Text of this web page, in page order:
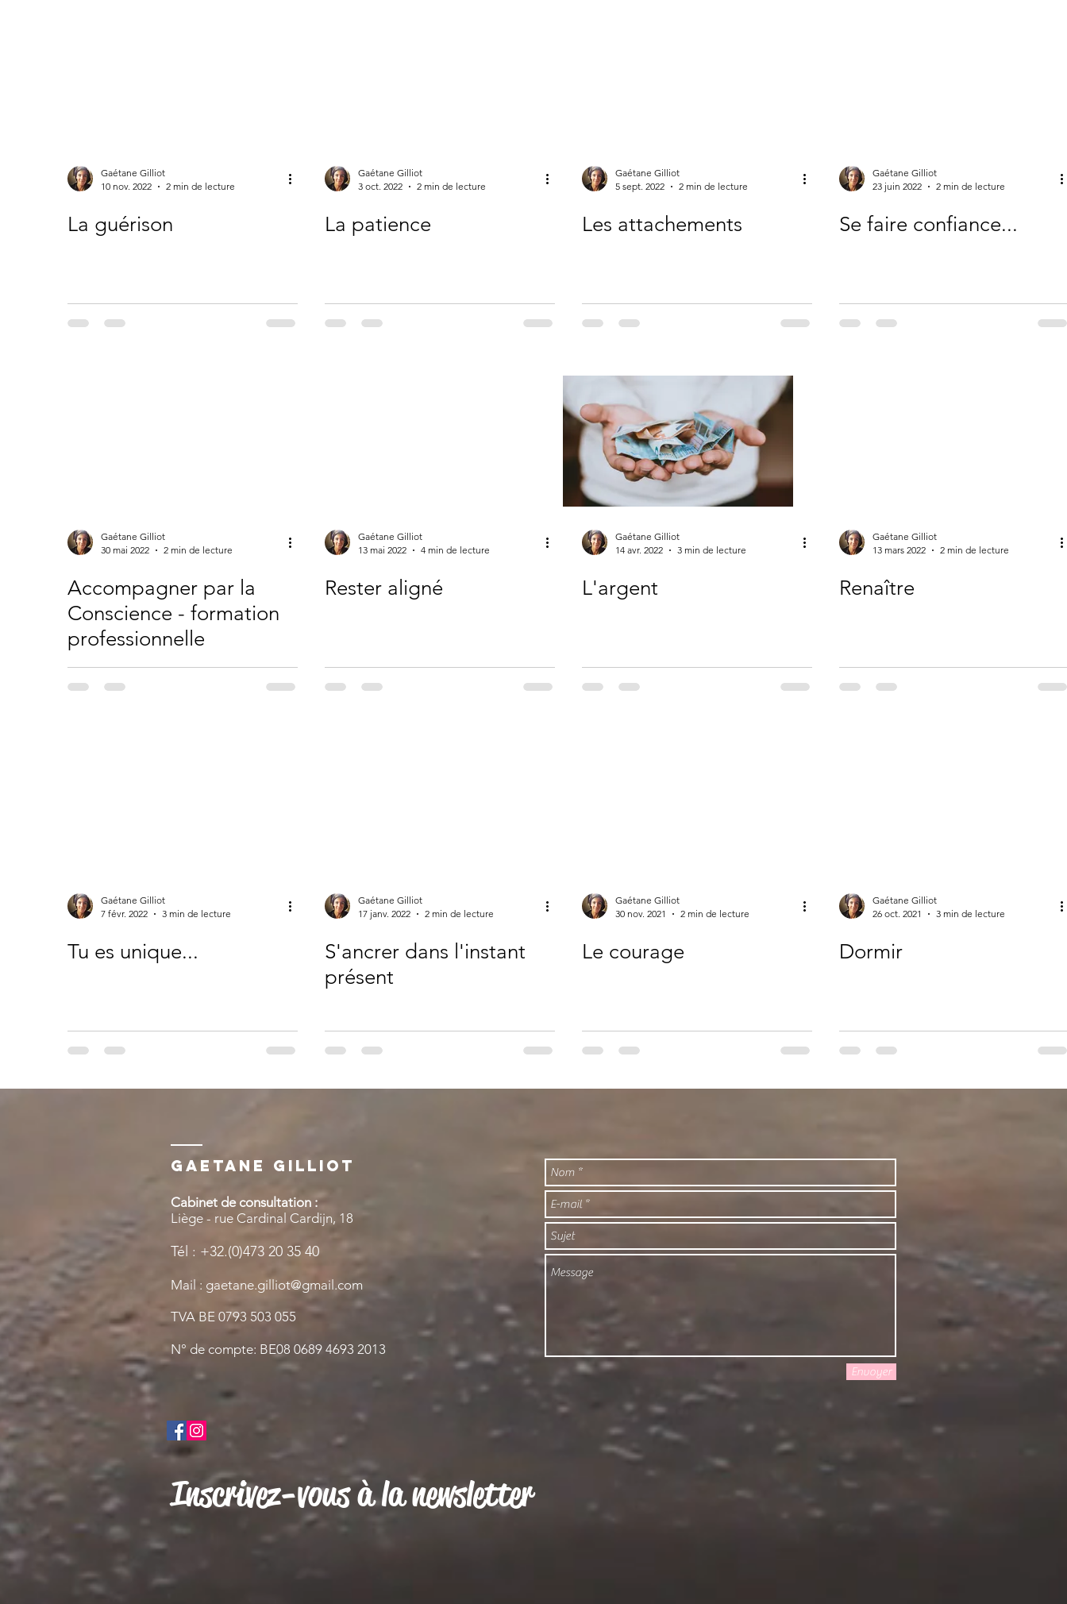
Gaétane Gilliot
10 nov. 2022
2 min de lecture
La guérison
Gaétane Gilliot
3 oct. 2022
2 min de lecture
La patience
Gaétane Gilliot
5 sept. 2022
2 min de lecture
Les attachements
Gaétane Gilliot
23 juin 2022
2 min de lecture
Se faire confiance...
Gaétane Gilliot
30 mai 2022
2 min de lecture
Accompagner par la
Conscience - formation
professionnelle
Gaétane Gilliot
13 mai 2022
4 min de lecture
Rester aligné
Gaétane Gilliot
14 avr. 2022
3 min de lecture
L'argent
Gaétane Gilliot
13 mars 2022
2 min de lecture
Renaître
Gaétane Gilliot
7 févr. 2022
3 min de lecture
Tu es unique...
Gaétane Gilliot
17 janv. 2022
2 min de lecture
S'ancrer dans l'instant
présent
Gaétane Gilliot
30 nov. 2021
2 min de lecture
Le courage
Gaétane Gilliot
26 oct. 2021
3 min de lecture
Dormir
Gaetane Gilliot
Cabinet de consultation :
Liège - rue Cardinal Cardijn, 18
Tél : +32.(0)473 20 35 40
Mail : gaetane.gilliot@gmail.com
TVA BE 0793 503 055
N° de compte: BE08 0689 4693 2013
Envoyer
Inscrivez-vous à la newsletter